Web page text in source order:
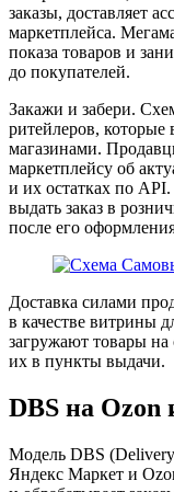
заказы, доставляет
маркетплейса.
показа товаров и
до покупателей.
Закажи и забери.
ритейлеров,
магазинами.
маркетплейсу об
и их остатках по
выдать заказ в
после его
Доставка силами
в качестве витрины
загружают товары
их в пункты выдачи.
DBS на Ozon
Модель DBS (Delivery
Яндекс Маркет и